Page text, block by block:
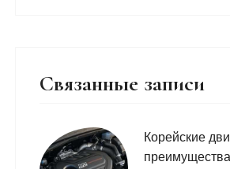
Связанные записи
Корейские